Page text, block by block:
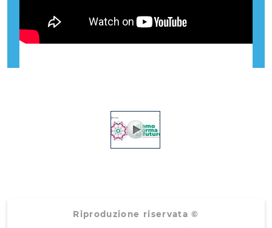
Riproduzione riservata ©